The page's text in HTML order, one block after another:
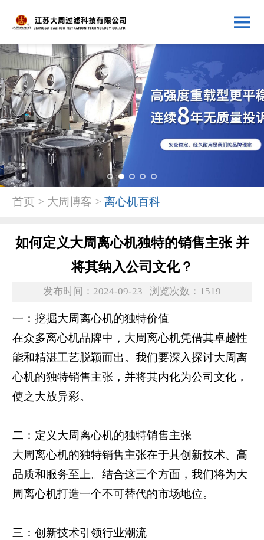
2 3 4 5
首页 > 大周博客 > 离心机百科
如何定义大周离心机独特的销售主张 并
将其纳入公司文化？
发布时间：2024-09-23 浏览次数：1519
一：挖掘大周离心机的独特价值
在众多离心机品牌中，大周离心机凭借其卓越性
能和精湛工艺脱颖而出。我们要深入探讨大周离
心机的独特销售主张，并将其内化为公司文化，
使之大放异彩。
二：定义大周离心机的独特销售主张
大周离心机的独特销售主张在于其创新技术、高
品质和服务至上。结合这三个方面，我们将为大
周离心机打造一个不可替代的市场地位。
三：创新技术引领行业潮流